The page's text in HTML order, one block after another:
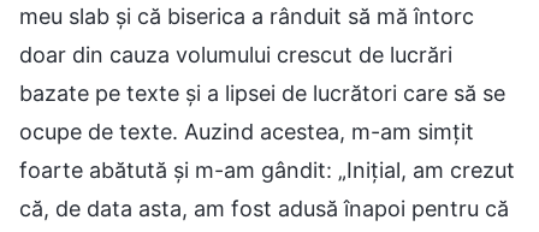
meu slab și că biserica a rânduit să mă întorc
doar din cauza volumului crescut de lucrări
bazate pe texte și a lipsei de lucrători care să se
ocupe de texte. Auzind acestea, m-am simțit
foarte abătută și m-am gândit: „Inițial, am crezut
că, de data asta, am fost adusă înapoi pentru că